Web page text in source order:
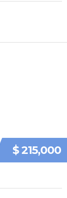
$ 215,000